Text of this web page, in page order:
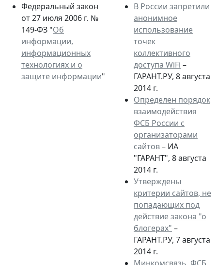
Федеральный закон
от 27 июля 2006 г. №
149-ФЗ "Об
информации,
информационных
технологиях и о
защите информации"
В России запретили
анонимное
использование
точек
коллективного
доступа WiFi –
ГАРАНТ.РУ, 8 августа
2014 г.
Определен порядок
взаимодействия
ФСБ России с
организаторами
сайтов– ИА
"ГАРАНТ", 8 августа
2014 г.
Утверждены
критерии сайтов, не
попадающих под
действие закона "о
блогерах" –
ГАРАНТ.РУ, 7 августа
2014 г.